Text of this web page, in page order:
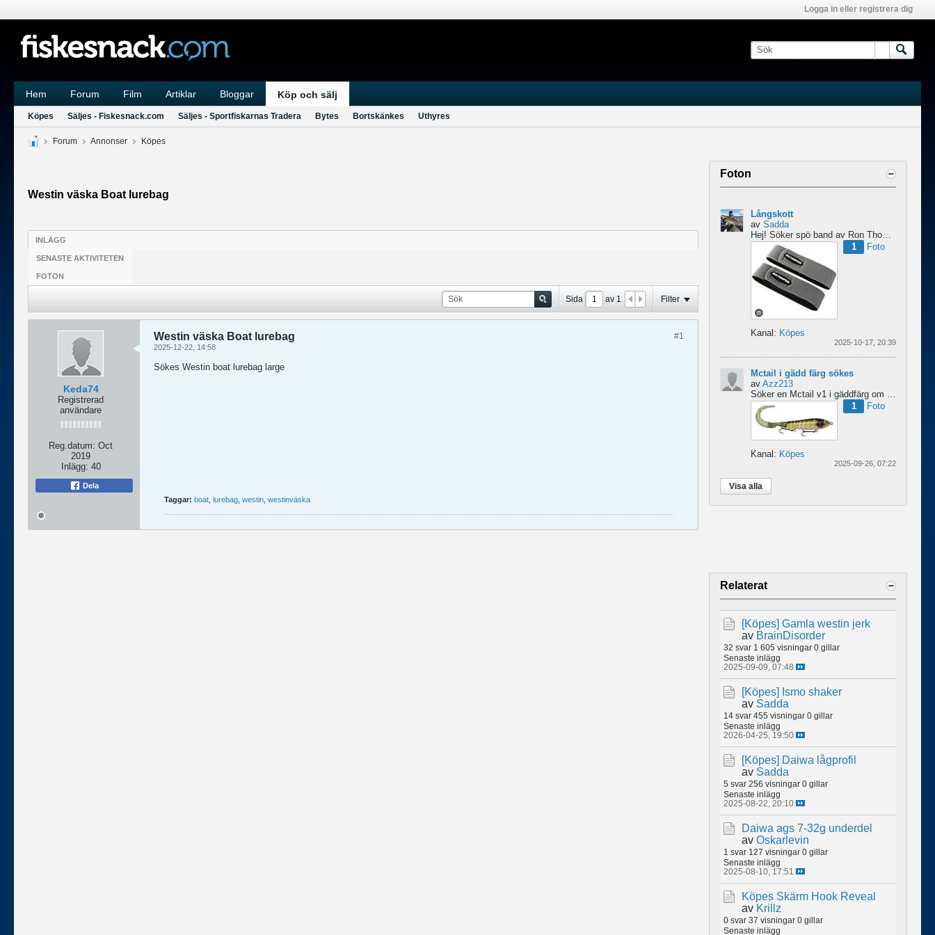
Logga in eller registrera dig
Hem Forum Film Artiklar Bloggar Köp och sälj
Köpes Säljes - Fiskesnack.com Säljes - Sportfiskarnas Tradera Bytes Bortskänkes Uthyres
Forum Annonser Köpes
Westin väska Boat lurebag
INLÄGG
SENASTE AKTIVITETEN
FOTON
Sida av 1 Filter
Keda74
Registrerad
användare
Reg.datum: Oct
2019
Inlägg: 40
Dela
#1
Westin väska Boat lurebag
2025-12-22, 14:58
Sökes Westin boat lurebag large
Taggar: boat lurebag westin westinväska
Foton
Långskott
av Sadda
Hej! Söker spö band av Ron Thompson. Är de bara i hyfsat skick så köper jag gärna ett par....
1
Foto
Kanal: Köpes
2025-10-17, 20:39
Mctail i gädd färg sökes
av Azz213
1
Foto
Kanal: Köpes
2025-09-26, 07:22
Visa alla
Relaterat
[Köpes] Gamla westin jerk
av BrainDisorder
32 svar 1 605 visningar 0 gillar
Senaste inlägg
2025-09-09, 07:48
[Köpes] Ismo shaker
av Sadda
14 svar 455 visningar 0 gillar
Senaste inlägg
2026-04-25, 19:50
[Köpes] Daiwa lågprofil
av Sadda
5 svar 256 visningar 0 gillar
Senaste inlägg
2025-08-22, 20:10
Daiwa ags 7-32g underdel
av Oskarlevin
1 svar 127 visningar 0 gillar
Senaste inlägg
2025-08-10, 17:51
Köpes Skärm Hook Reveal
av Krillz
0 svar 37 visningar 0 gillar
Senaste inlägg